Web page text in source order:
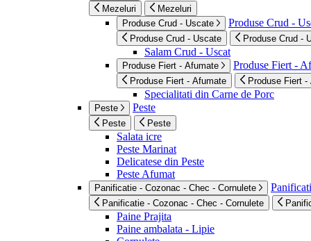
Mezeluri
Mezeluri
Produse Crud - Uscate
Produse Crud -
Produse Crud - Uscate Produse Crud -
Salam Crud - Uscat
Produse Fiert - Afumate Produse Fiert -
Produse Fiert - Afumate Produse Fiert -
Specialitati din Carne de Porc
Peste Peste
Peste Peste
Salata icre
Peste Marinat
Delicatese din Peste
Peste Afumat
Panificatie - Cozonac - Chec - Cornulete
Panificatie - Cozonac - Chec - Cornulete
Paine Prajita
Paine ambalata - Lipie